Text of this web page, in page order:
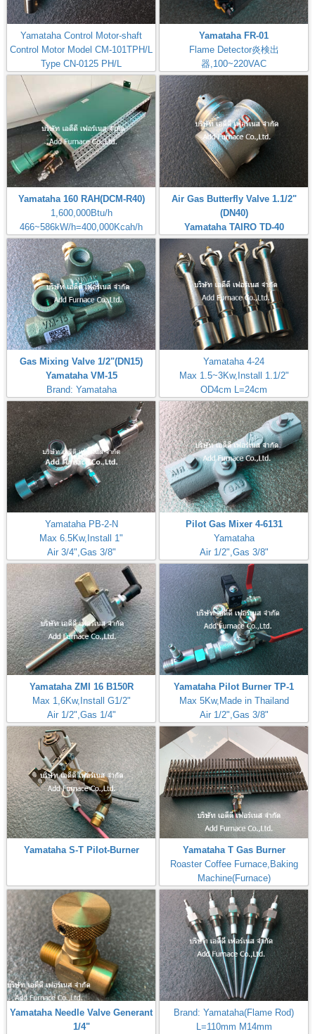
Yamataha Control Motor-shaft
Control Motor Model CM-101TPH/L
Type CN-0125 PH/L
MODEL-CM-101TPH/L-B7I
Yamataha FR-01
Flame Detector炎検出
器,100~220VAC
Check: Flame Rod
Yamataha 160 RAH(DCM-R40)
1,600,000Btu/h
466~586kW/h=400,000Kcah/h
Airheat:Max Temperature
400℃,750℉
Air Gas Butterfly Valve 1.1/2"
(DN40)
Yamataha TAIRO TD-40
Brand: Yamataha
Gas Mixing Valve 1/2"(DN15)
Yamataha VM-15
Brand: Yamataha
Yamataha 4-24
Max 1.5~3Kw,Install 1.1/2"
OD4cm L=24cm
Inlet Gas Size 1/4"
Yamataha PB-2-N
Max 6.5Kw,Install 1"
Air 3/4",Gas 3/8"
Pilot Gas Mixer 4-6131
Yamataha
Air 1/2",Gas 3/8"
Yamataha ZMI 16 B150R
Max 1,6Kw,Install G1/2"
Air 1/2",Gas 1/4"
Yamataha Pilot Burner TP-1
Max 5Kw,Made in Thailand
Air 1/2",Gas 3/8"
Yamataha S-T Pilot-Burner
Yamataha T Gas Burner
Roaster Coffee Furnace,Baking
Machine(Furnace)
Yamataha Needle Valve Generant
1/4"
Brand: Yamataha(Flame Rod)
L=110mm M14mm